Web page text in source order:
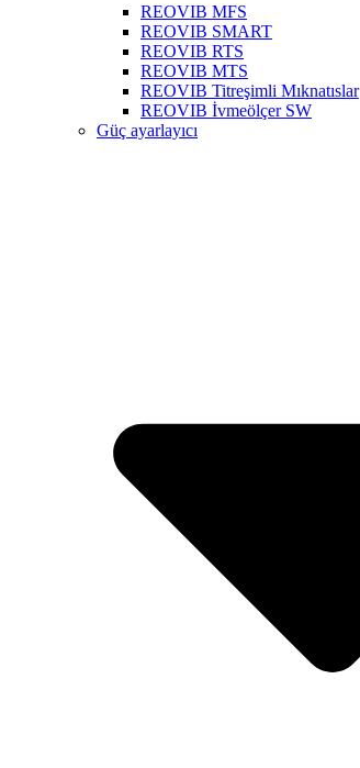
REOVIB MFS
REOVIB SMART
REOVIB RTS
REOVIB MTS
REOVIB Titreşimli Mıknatıslar
REOVIB İvmeölçer SW
Güç ayarlayıcı